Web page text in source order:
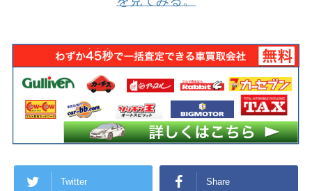
Twitter Share